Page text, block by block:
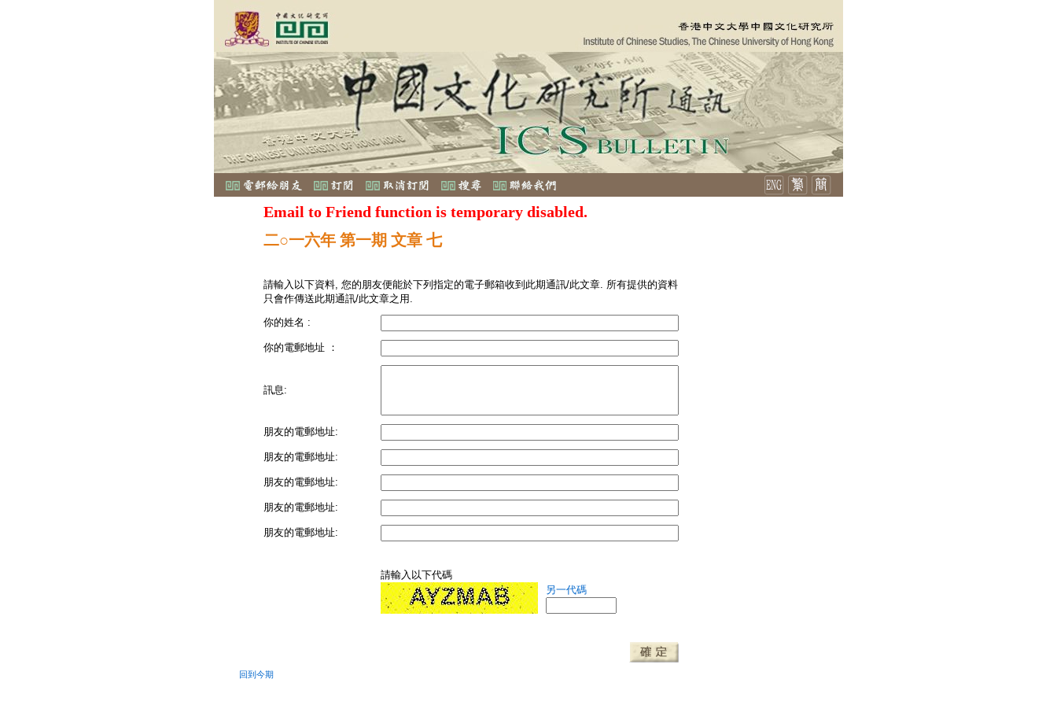
Email to Friend function is temporary disabled.
二○一六年 第一期 文章 七
請輸入以下資料, 您的朋友便能於下列指定的電子郵箱收到此期通訊/此文章. 所有提供的資料
只會作傳送此期通訊/此文章之用.
你的姓名 :
你的電郵地址 ：
訊息:
朋友的電郵地址:
朋友的電郵地址:
朋友的電郵地址:
朋友的電郵地址:
朋友的電郵地址:
請輸入以下代碼
另一代碼
回到今期